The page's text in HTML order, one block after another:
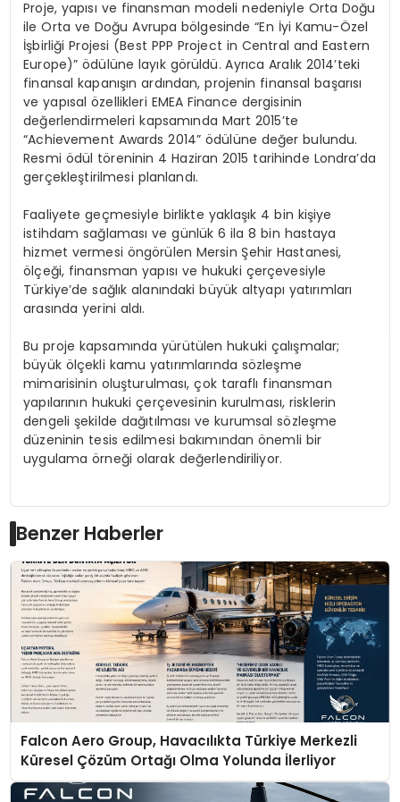
Proje, yapısı ve finansman modeli nedeniyle Orta Doğu
ile Orta ve Doğu Avrupa bölgesinde “En İyi Kamu-Özel
İşbirliği Projesi (Best PPP Project in Central and Eastern
Europe)” ödülüne layık görüldü. Ayrıca Aralık 2014’teki
finansal kapanışın ardından, projenin finansal başarısı
ve yapısal özellikleri EMEA Finance dergisinin
değerlendirmeleri kapsamında Mart 2015’te
“Achievement Awards 2014” ödülüne değer bulundu.
Resmi ödül töreninin 4 Haziran 2015 tarihinde Londra’da
gerçekleştirilmesi planlandı.
Faaliyete geçmesiyle birlikte yaklaşık 4 bin kişiye
istihdam sağlaması ve günlük 6 ila 8 bin hastaya
hizmet vermesi öngörülen Mersin Şehir Hastanesi,
ölçeği, finansman yapısı ve hukuki çerçevesiyle
Türkiye’de sağlık alanındaki büyük altyapı yatırımları
arasında yerini aldı.
Bu proje kapsamında yürütülen hukuki çalışmalar;
büyük ölçekli kamu yatırımlarında sözleşme
mimarisinin oluşturulması, çok taraflı finansman
yapılarının hukuki çerçevesinin kurulması, risklerin
dengeli şekilde dağıtılması ve kurumsal sözleşme
düzeninin tesis edilmesi bakımından önemli bir
uygulama örneği olarak değerlendiriliyor.
Benzer Haberler
Falcon Aero Group, Havacılıkta Türkiye Merkezli
Küresel Çözüm Ortağı Olma Yolunda İlerliyor